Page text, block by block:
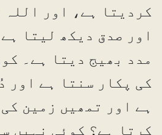
کردیتا ہے، اور اللہ
اور صدق دیکھ لیتا
مدد بھیج دیتا ہے۔
کی پکار سنتا ہے اور
ہے اور تمھیں زمین کی
کرتا ہے؟ کوئی نہیں